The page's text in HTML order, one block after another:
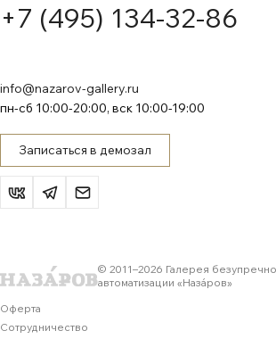
+7 (495) 134-32-86
info@nazarov-gallery.ru
пн-сб 10:00-20:00, вск 10:00-19:00
Записаться в демозал
© 2011–2026 Галерея
автоматизации «Назáров»
Оферта
Сотрудничество